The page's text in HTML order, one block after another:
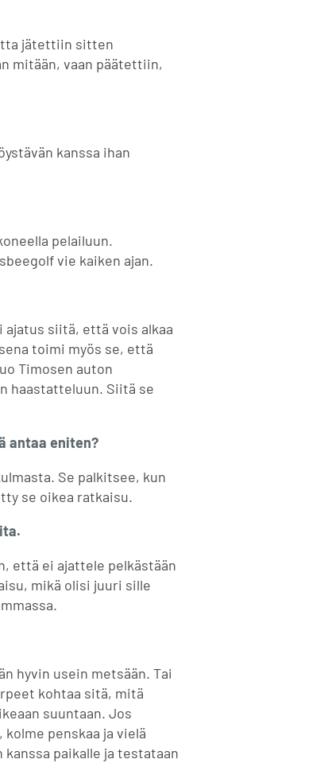
jätettiin sitten
mitään, vaan päätettiin,
kanssa ihan
pelailuun.
vie kaiken ajan.
siitä, että vois alkaa
toimi myös se, että
Timosen auton
haastatteluun. Siitä se
antaa eniten?
Se palkitsee, kun
se oikea ratkaisu.
että ei ajattele pelkästään
mikä olisi juuri sille
hyvin usein metsään. Tai
kohtaa sitä, mitä
suuntaan. Jos
penskaa ja vielä
paikalle ja testataan